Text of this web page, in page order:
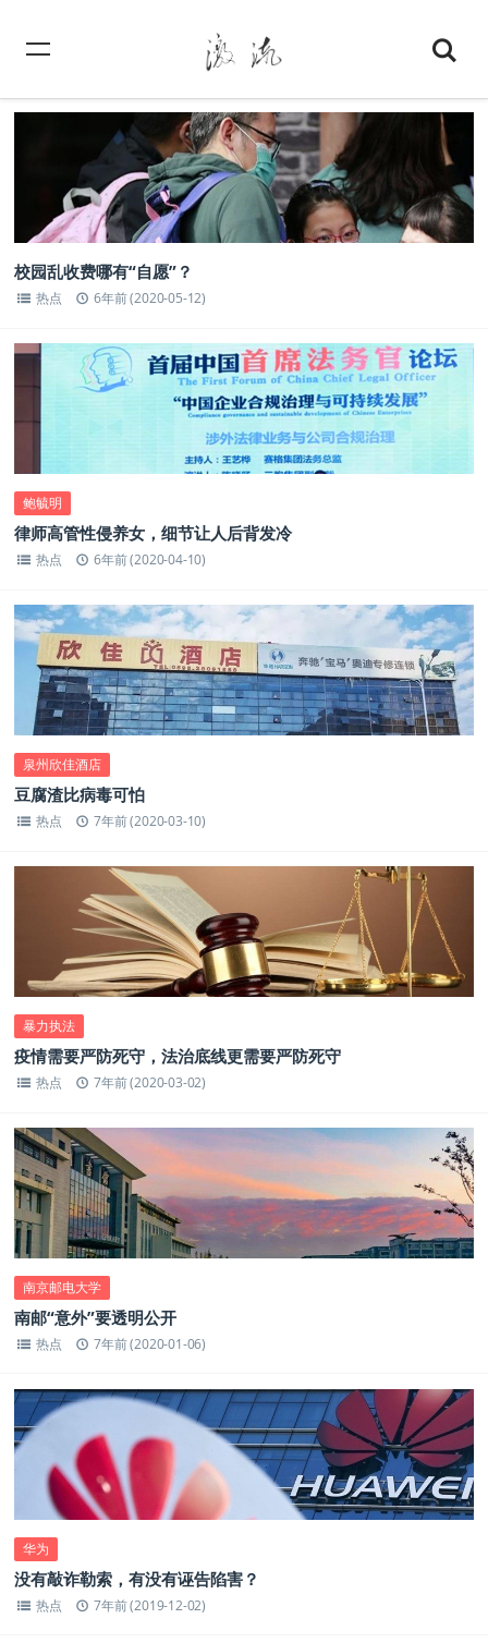
校园乱收费哪有“自愿”？
热点 6年前 (2020-05-12)
鲍毓明
律师高管性侵养女，细节让人后背发冷
热点 6年前 (2020-04-10)
泉州欣佳酒店
豆腐渣比病毒可怕
热点 7年前 (2020-03-10)
暴力执法
疫情需要严防死守，法治底线更需要严防死守
热点 7年前 (2020-03-02)
南京邮电大学
南邮“意外”要透明公开
热点 7年前 (2020-01-06)
华为
没有敲诈勒索，有没有诬告陷害？
热点 7年前 (2019-12-02)